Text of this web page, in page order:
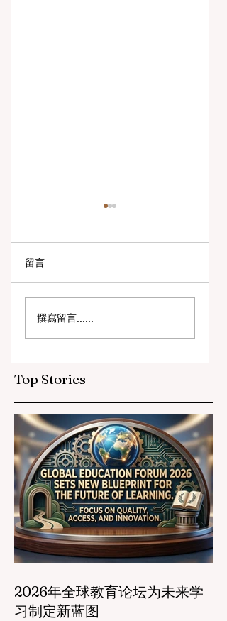
伙伴关系提升全球教
育标准
留言
撰寫留言......
Top Stories
2026年全球教育论坛为未来学
习制定新蓝图